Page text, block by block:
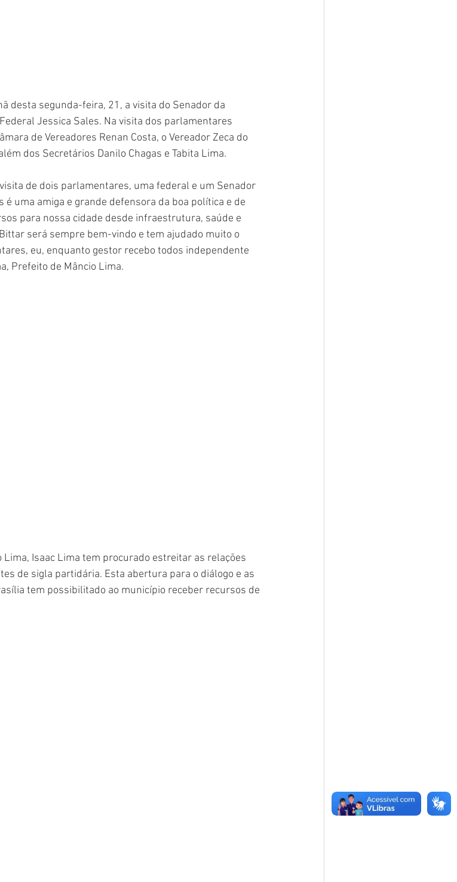
desta segunda-feira, 21, a visita do Senador da
Jessica Sales. Na visita dos parlamentares
de Vereadores Renan Costa, o Vereador Zeca do
dos Secretários Danilo Chagas e Tabita Lima.
de dois parlamentares, uma federal e um Senador
é uma amiga e grande defensora da boa política e de
para nossa cidade desde infraestrutura, saúde e
será sempre bem-vindo e tem ajudado muito o
eu, enquanto gestor recebo todos independente
Prefeito de Mâncio Lima.
Lima, Isaac Lima tem procurado estreitar as relações
de sigla partidária. Esta abertura para o diálogo e as
tem possibilitado ao município receber recursos de